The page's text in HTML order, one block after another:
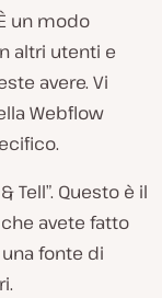
un modo
altri utenti e
avere. Vi
Webflow
Tell”. Questo è il
avete fatto
fonte di